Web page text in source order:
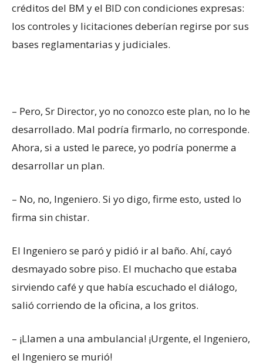
créditos del BM y el BID con condiciones expresas:
los controles y licitaciones deberían regirse por sus
bases reglamentarias y judiciales.
– Pero, Sr Director, yo no conozco este plan, no lo he
desarrollado. Mal podría firmarlo, no corresponde.
Ahora, si a usted le parece, yo podría ponerme a
desarrollar un plan.
– No, no, Ingeniero. Si yo digo, firme esto, usted lo
firma sin chistar.
El Ingeniero se paró y pidió ir al baño. Ahí, cayó
desmayado sobre piso. El muchacho que estaba
sirviendo café y que había escuchado el diálogo,
salió corriendo de la oficina, a los gritos.
– ¡Llamen a una ambulancia! ¡Urgente, el Ingeniero,
el Ingeniero se murió!